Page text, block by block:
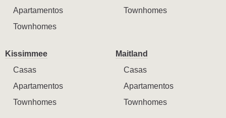
Apartamentos
Townhomes
Townhomes
Kissimmee
Casas
Apartamentos
Townhomes
Maitland
Casas
Apartamentos
Townhomes